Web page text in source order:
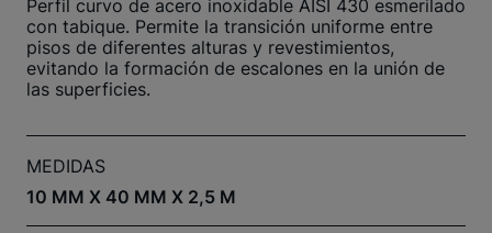
Perfil curvo de acero inoxidable AISI 430 esmerilado
con tabique. Permite la transición uniforme entre
pisos de diferentes alturas y revestimientos,
evitando la formación de escalones en la unión de
las superficies.
MEDIDAS
10 MM X 40 MM X 2,5 M